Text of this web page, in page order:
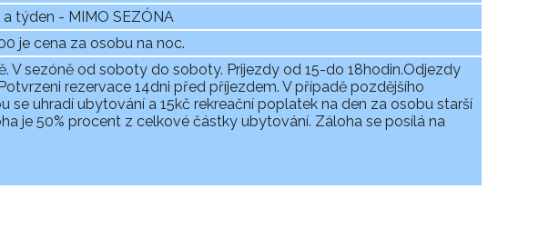
týden - MIMO SEZÓNA
je cena za osobu na noc.
V sezóně od soboty do soboty. Prijezdy od 15-do 18hodin.Odjezdy
rezervace 14dni před příjezdem. V případě pozdějšího
se uhradí ubytování a 15kč rekreační poplatek na den za osobu starší
je 50% procent z celkové částky ubytování. Záloha se posílá na